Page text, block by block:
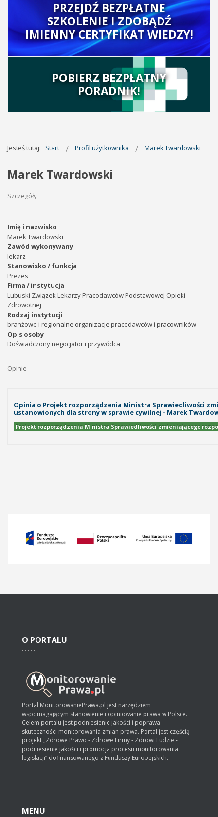
PRZEJDŹ BEZPŁATNE
SZKOLENIE I ZDOBĄDŹ
IMIENNY CERTYFIKAT WIEDZY!
POBIERZ BEZPŁATNY
PORADNIK!
Jesteś tutaj: Start Profil użytkownika Marek Twardowski
Marek Twardowski
Szczegóły
Imię i nazwisko
Marek Twardowski
Zawód wykonywany
lekarz
Stanowisko / funkcja
Prezes
Firma / instytucja
Lubuski Związek Lekarzy Pracodawców Podstawowej Opieki
Zdrowotnej
Rodzaj instytucji
branżowe i regionalne organizacje pracodawców i pracowników
Opis osoby
Doświadczony negocjator i przywódca
Opinie
Opinia o Projekt rozporządzenia Ministra Sprawiedliwości
ustanowionych dla strony w sprawie cywilnej - Marek
Projekt rozporządzenia Ministra Sprawiedliwości zmieniającego
O PORTALU
Portal MonitorowaniePrawa.pl jest narzędziem
wspomagającym stanowienie i opiniowanie prawa w Polsce.
Celem portalu jest podniesienie jakości i poprawa
skuteczności monitorowania zmian prawa. Portal jest częścią
projekt „Zdrowe Prawo - Zdrowe Firmy - Zdrowi Ludzie -
podniesienie jakości i promocja procesu monitorowania
legislacji” dofinansowanego z Funduszy Europejskich.
MENU